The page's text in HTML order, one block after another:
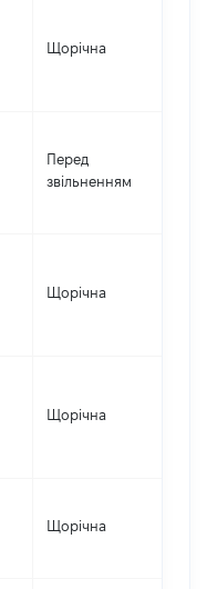
Щорічна
Перед
звільненням
Щорічна
Щорічна
Щорічна